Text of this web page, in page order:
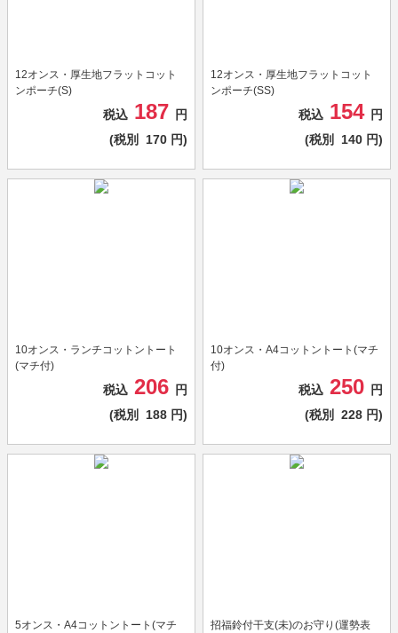
12オンス・厚生地フラットコット
ンポーチ(S)
税込187
円
(税別
170 円)
12オンス・厚生地フラットコット
ンポーチ(SS)
税込154 円
(税別
140 円)
10オンス・ランチコットントート
(マチ付)
税込206
円
(税別
188 円)
10オンス・A4コットントート(マチ
付)
税込250
円
(税別
228 円)
5オンス・A4コットントート(マチ
招福鈴付干支(未)のお守り(運勢表